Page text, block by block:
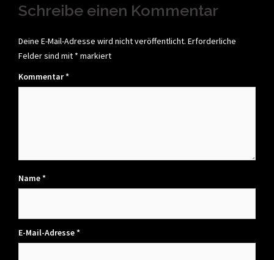
Schreibe einen Kommentar
Deine E-Mail-Adresse wird nicht veröffentlicht. Erforderliche
Felder sind mit * markiert
Kommentar*
Name*
E-Mail-Adresse*